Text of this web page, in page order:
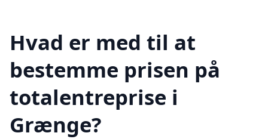
Hvad er med til at
bestemme prisen på
totalentreprise i
Grænge?